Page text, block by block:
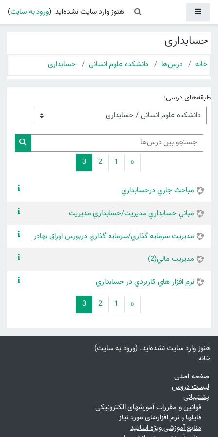
Toggle search input
هنوز وارد سایت نشده‌اید. (ورود به سایت)
حسابداری
خانه درس‌ها دانشکده علوم انسانی حسابداری
طبقه‌های درسی:
جستجو بین درس‌ها
جستجو
« قبلی1
2
3
(current)
مباحث جاري درحسابداري
مباني حسابداري مديريت/حسابداري مديريت
مديريت سرمايه گذاري/سرمايه گذاري دربورس اوراق بهادر
مديريت مالي(2)
نرم افزار هاي كاربردي در حسابداري
« قبلی1
2
3
(current)
هنوز وارد سایت نشده‌اید. (ورود به سایت)
خانه
صفحه اصلی
لیست دروس
پشتیبانی
قوانین و مقررات آموزشهای الکترونیکی
فایلها و نرم افزارهای مورد نیاز
منابع آموزشی ویژه اساتید